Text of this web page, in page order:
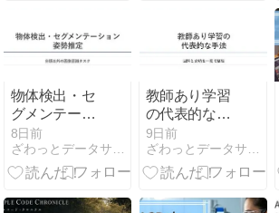
を開発しまし
た【フードロ
イド】
物体検出・セ
グメンテーシ
ョン・姿勢推
定
8日前
教師あり学習
の代表的な手
法
9日前